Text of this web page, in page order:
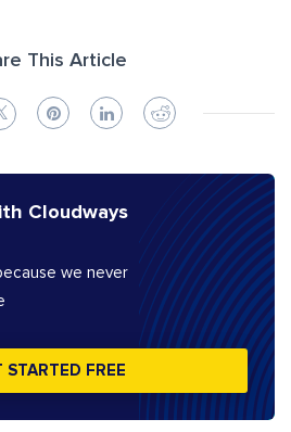
This Article
Cloudways
we never
STARTED FREE